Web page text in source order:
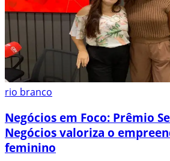
rio branco
Negócios em Foco: Prêmio
Negócios valoriza o
feminino